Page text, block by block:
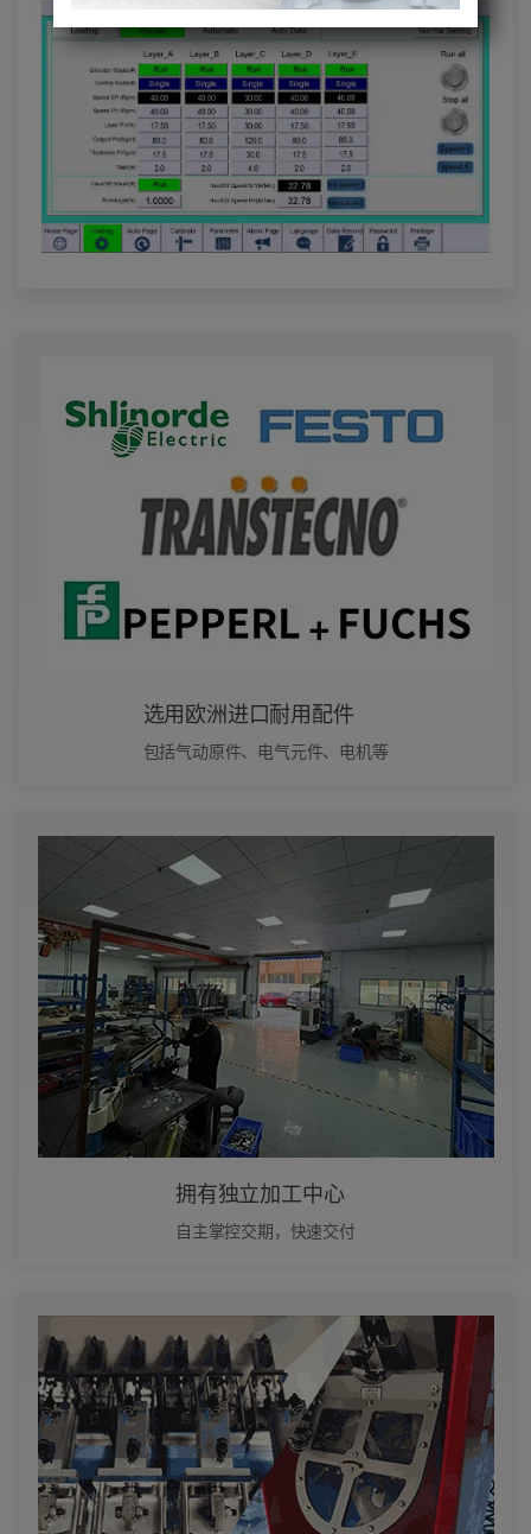
选用欧洲进口耐用配件
包括气动原件、电气元件、电机等
拥有独立加工中心
自主掌控交期，快速交付